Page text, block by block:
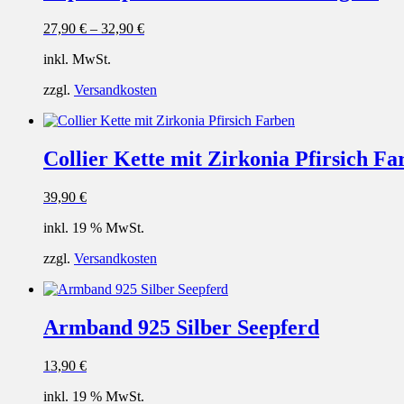
27,90 € – 32,90 €
inkl. MwSt.
zzgl. Versandkosten
Collier Kette mit Zirkonia Pfirsich
39,90 €
inkl. 19 % MwSt.
zzgl. Versandkosten
Armband 925 Silber Seepferd
13,90 €
inkl. 19 % MwSt.